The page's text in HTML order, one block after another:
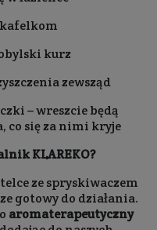
kafelkom
kurz
zewsząd
– wreszcie będą
co się za nimi kryje
KLAREKO?
ze spryskiwaczem
gotowy do działania.
aromaterapeutyczny